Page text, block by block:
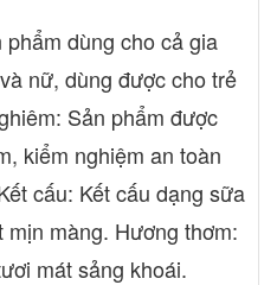
dùng cho cả gia
nữ, dùng được cho trẻ
Sản phẩm được
kiểm nghiệm an toàn
cấu: Kết cấu dạng sữa
màng. Hương thơm:
mát sảng khoái.